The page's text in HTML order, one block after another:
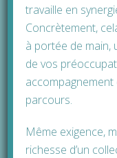
travaille en
Concrètement,
à portée de main,
de vos
parcours.
Même exigence,
richesse d’un